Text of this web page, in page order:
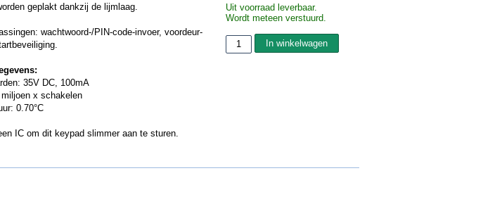
geplakt dankzij de lijmlaag.
wachtwoord-/PIN-code-invoer, voordeur-
35V DC, 100mA
x schakelen
0.70°C
IC om dit keypad slimmer aan te sturen.
Uit voorraad leverbaar.
Wordt meteen verstuurd.